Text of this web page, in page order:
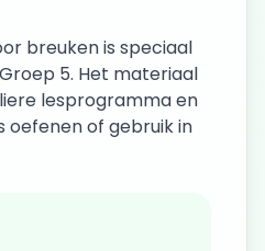
breukenis speciaal
Groep 5. Het materiaal
lesprogramma en
oefenen of gebruik in